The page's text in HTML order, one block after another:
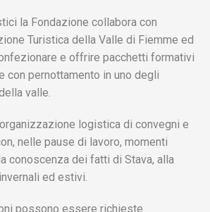
la Fondazione collabora con
Turistica della Valle di Fiemme ed
e offrire pacchetti formativi
con pernottamento in uno degli
valle.
logistica di convegni e
nelle pause di lavoro, momenti
conoscenza dei fatti di Stava, alla
ed estivi.
possono essere richieste